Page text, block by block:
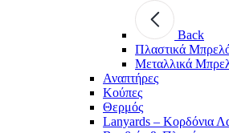
Back
Πλαστικά
Μεταλλικά
Αναπτήρες
Κούπες
Θερμός
Lanyards – Kορδόνια